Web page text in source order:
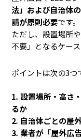
法」および自治体
請が原則必要です。
ただし、設置場所
不要」となるケース
ポイントは次の3つ
1. 設置場所・高さ
るか
2. 自治体ごとの屋
3. 業者が「屋外広